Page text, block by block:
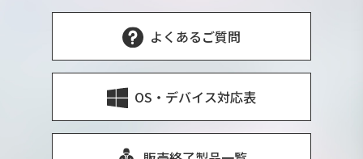
よくあるご質問
OS・デバイス対応表